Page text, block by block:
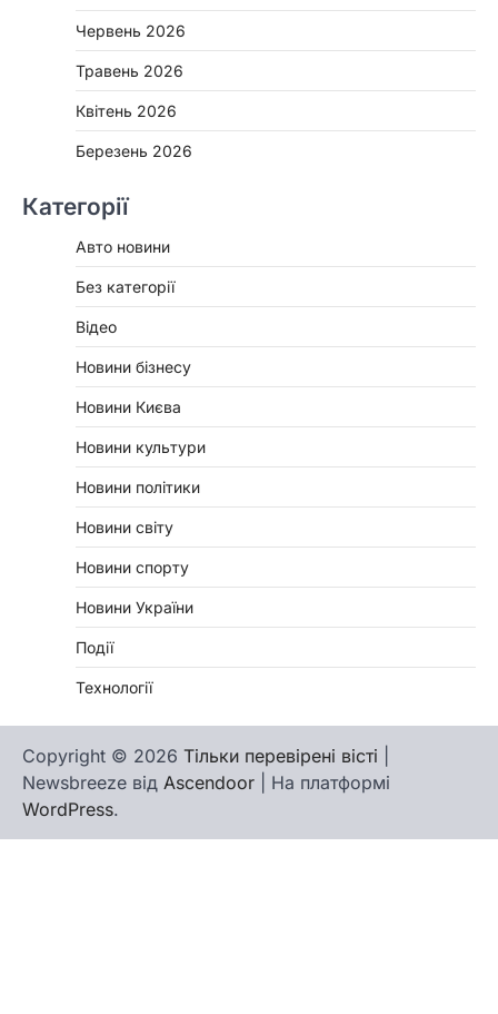
Червень 2026
Травень 2026
Квітень 2026
Березень 2026
Категорії
Авто новини
Без категорії
Відео
Новини бізнесу
Новини Києва
Новини культури
Новини політики
Новини світу
Новини спорту
Новини України
Події
Технології
Copyright © 2026 Тільки перевірені вісті
Newsbreeze від Ascendoor | На платформі
WordPress.